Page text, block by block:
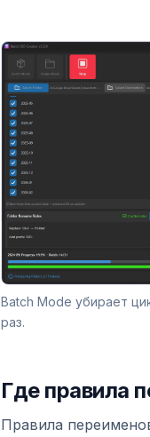
Batch Mode убирает
раз.
Где правила
Правила